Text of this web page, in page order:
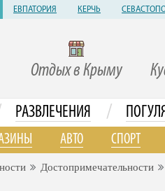
ЕВПАТОРИЯ КЕРЧЬ
Отдых в Крыму
РАЗВЛЕЧЕНИЯ /
АВТО СПОРТ
Достопримечательности